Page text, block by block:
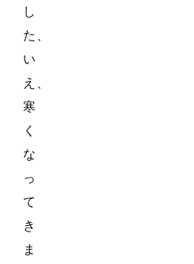
し
た、
い
え、
寒
く
な
っ
て
き
ま